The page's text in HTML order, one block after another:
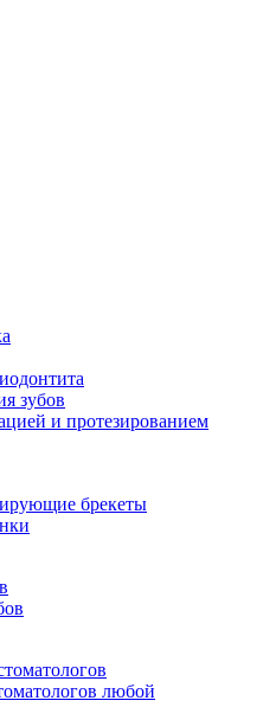
зубов
и протезированием
брекеты
любой